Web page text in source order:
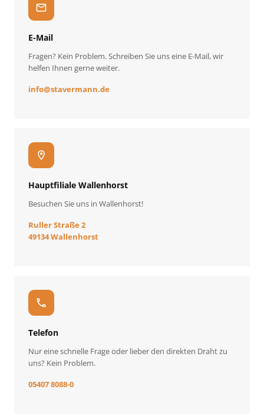
mail
E-Mail
Fragen? Kein Problem. Schreiben Sie uns eine E-Mail, wir
helfen Ihnen gerne weiter.
info@stavermann.de
location_on
Hauptfiliale Wallenhorst
Besuchen Sie uns in Wallenhorst!
Ruller Straße 2
49134 Wallenhorst
call
Telefon
Nur eine schnelle Frage oder lieber den direkten Draht zu
uns? Kein Problem.
05407 8088-0